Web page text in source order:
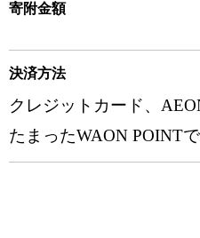
寄附金額
決済方法
クレジットカード、
たまったWAON POINT